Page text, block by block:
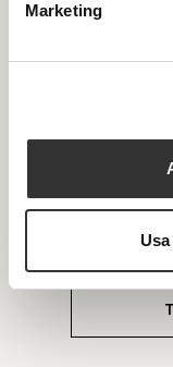
Marketing
Olio